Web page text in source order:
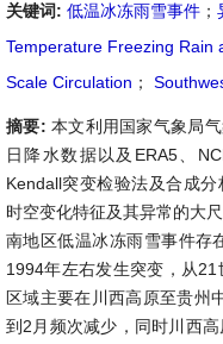
关键词: 低温冰冻雨雪事件 ；
Temperature Freezing Rain
Scale Circulation ；
摘要: 本文利用国家气象局
日降水数据以及ERA5、
Kendall突变检验法及合成
时空变化特征及其异常的大
南地区低温冰冻雨雪事件存
1994年左右发生突变，从
区域主要在川西高原至贵州
到2月频次减少，同时川西